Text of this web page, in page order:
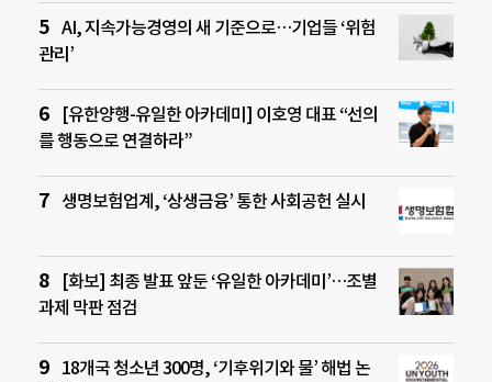
AI, 지속가능경영의 새 기준으로…기업들 ‘위험
관리’
[유한양행-유일한 아카데미] 이호영 대표 “선의
를 행동으로 연결하라”
생명보험업계, ‘상생금융’ 통한 사회공헌 실시
[화보] 최종 발표 앞둔 ‘유일한 아카데미’…조별
과제 막판 점검
18개국 청소년 300명, ‘기후위기와 물’ 해법 논